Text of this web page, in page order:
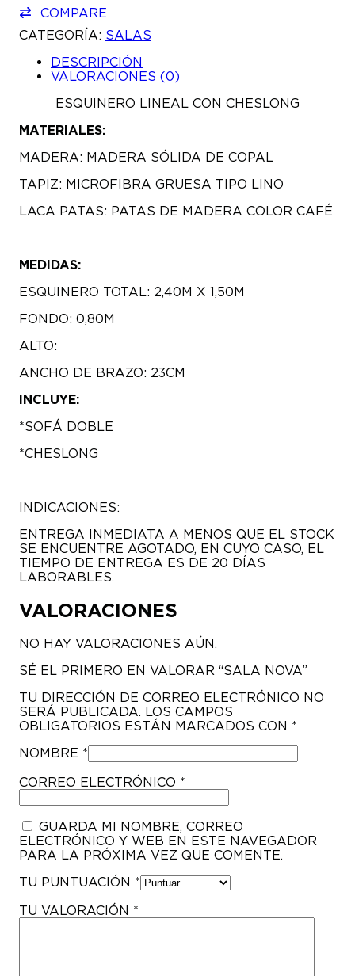
COMPARE
CATEGORÍA: SALAS
DESCRIPCIÓN
VALORACIONES (0)
ESQUINERO LINEAL CON CHESLONG
MATERIALES:
MADERA: MADERA SÓLIDA DE COPAL
TAPIZ: MICROFIBRA GRUESA TIPO LINO
LACA PATAS: PATAS DE MADERA COLOR CAFÉ
MEDIDAS:
ESQUINERO TOTAL: 2,40M X 1,50M
FONDO: 0,80M
ALTO:
ANCHO DE BRAZO: 23CM
INCLUYE:
*SOFÁ DOBLE
*CHESLONG
INDICACIONES:
ENTREGA INMEDIATA A MENOS QUE EL STOCK
SE ENCUENTRE AGOTADO, EN CUYO CASO, EL
TIEMPO DE ENTREGA ES DE 20 DÍAS
LABORABLES.
VALORACIONES
NO HAY VALORACIONES AÚN.
SÉ EL PRIMERO EN VALORAR “SALA NOVA”
TU DIRECCIÓN DE CORREO ELECTRÓNICO NO
SERÁ PUBLICADA. LOS CAMPOS
OBLIGATORIOS ESTÁN MARCADOS CON *
NOMBRE *
CORREO ELECTRÓNICO *
GUARDA MI NOMBRE, CORREO
ELECTRÓNICO Y WEB EN ESTE NAVEGADOR
PARA LA PRÓXIMA VEZ QUE COMENTE.
TU PUNTUACIÓN *
TU VALORACIÓN *